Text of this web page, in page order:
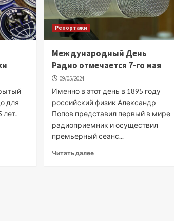
для
лет.
Репортажи
Международный День
Радио отмечается 7-го мая
09/05/2024
Именно в этот день в 1895 году
российский физик Александр
Попов представил первый в мире
радиоприемник и осуществил
премьерный сеанс...
Читать далее